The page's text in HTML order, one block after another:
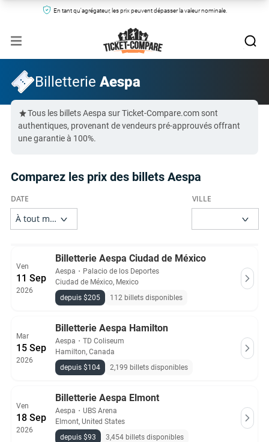
En tant qu'agrégateur, les prix peuvent dépasser la valeur nominale.
Billetterie Aespa
Tous les billets Aespa sur Ticket-Compare.com sont
authentiques, provenant de vendeurs pré-approuvés offrant
une garantie à 100%.
Comparez les prix des billets Aespa
Ven
11 Sep
2026
Billetterie Aespa Ciudad de México
Aespa ・ Palacio de los Deportes
Ciudad de México, Mexico
depuis $205
112 billets disponibles
Mar
15 Sep
2026
Billetterie Aespa Hamilton
Aespa ・ TD Coliseum
Hamilton, Canada
depuis $104
2,199 billets disponibles
Ven
18 Sep
2026
Billetterie Aespa Elmont
Aespa ・ UBS Arena
Elmont, United States
depuis $93
3,454 billets disponibles